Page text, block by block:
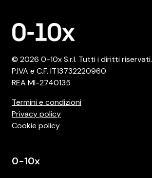
© 2026 0-10x S.r.l. Tutti i diritti riservati.
P.IVA e C.F. IT13732220960
REA MI-2740135
Termini e condizioni
Privacy policy
Cookie policy
0-10x